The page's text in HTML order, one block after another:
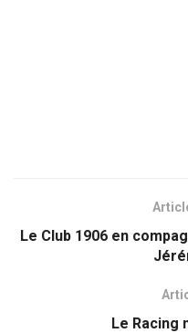
Le Club 1906 en
Le Racing